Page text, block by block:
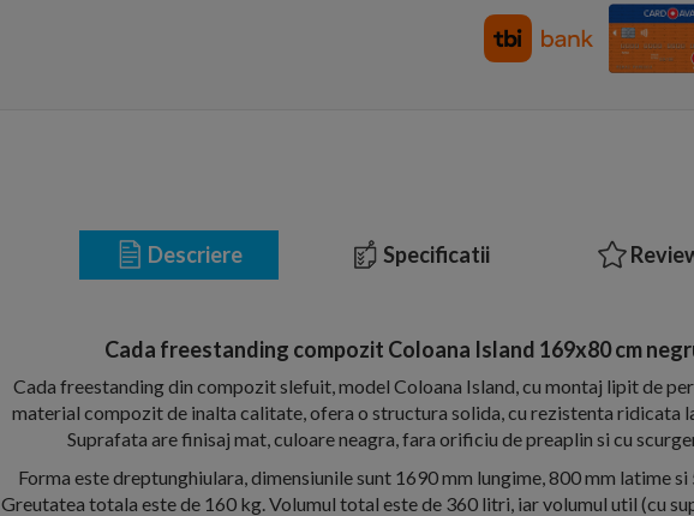
Descriere Specificatii
Cada freestanding compozit Coloana Island 169x80 cm
Cada freestanding din compozit slefuit, model Coloana Island, cu montaj lipit de
material compozit de inalta calitate, ofera o structura solida, cu rezistenta ridicata
Suprafata are finisaj mat, culoare neagra, fara orificiu de preaplin si cu
Forma este dreptunghiulara, dimensiunile sunt 1690 mm lungime, 800 mm latime
Greutatea totala este de 160 kg. Volumul total este de 360 litri, iar volumul util (cu